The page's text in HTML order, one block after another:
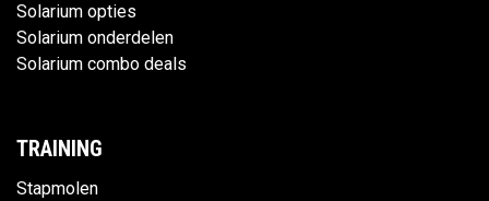
Solarium opties
Solarium onderdelen
Solarium combo deals
TRAINING
Stapmolen